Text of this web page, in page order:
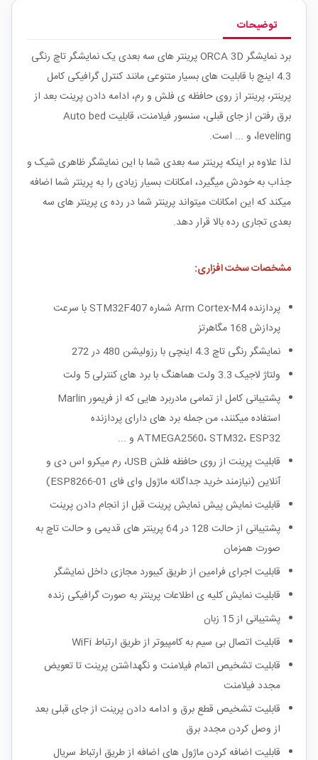
توضیحات
برد نمایشگر ORCA 3D پرینتر های سه بعدی یک نمایشگر تاچ رنگی
4.3 اینچ با قابلیت های بسیار متنوعی مانند کنترل گرافیکی کامل
پرینتر، پرینتر از روی حافظه ی فلش و رم، ادامه دادن پرینت بعد از
برق رفتن از جای قبلی، سنسور فیلامنت، قابلیت Auto bed
leveling، و ... است.
لذا علاوه بر اینکه پرینتر سه بعدی شما با این نمایشگر ظاهری شیک و
جذاب به خودش میگیرد، امکانات بسیار زیادی را به پرینتر شما اضافه
میکند که این امکانات میتواند پرینتر شما در رده ی پرینتر های سه
بعدی تجاری رده بالا قرار دهد.
مشخصات سخت افزاری:
پردازنده Arm Cortex-M4 شماره STM32F407 با سرعت
پردازش 168 مگاهرتز
نمایشگر رنگی تاچ 4.3 اینچی با رزولیشن 480 در 272
ولتاژ لاجیک 3.3 ولت هماهنگ با برد های کنترلی 5 ولت
پشتیبانی کامل از تمامی مادربرد هایی که از فریمور Marlin
استفاده میکنند، من جمله برد های دارای پردازنده
ATMEGA2560، STM32، ESP32 و ...
قابلیت پرینت از روی حافظه فلش USB، رم میکرو اس دی و
آنلاین (نیازمند خرید جداگانه ماژول وای فای ESP8266-01)
قابلیت نمایش پیش نمایش پرینت قبل از انجام دادن پرینت
پشتیبانی از حالت 128 در 64 پرینتر های قدیمی و حالت تاچ به
صورت همزمان
قابلیت اجرای فرامین از طریق کیبورد مجازی داخل نمایشگر
قابلیت نمایش کلیه ی اطلاعات پرینتر به صورت گرافیکی زنده
پشتیبانی از 15 زبان
قابلیت اتصال بی سیم به کامپیوتر از طریق ارتباط WiFi
قابلیت تشخیص اتمام فیلامنت و نگهداشتن پرینت تا تعویض
مجدد فیلامنت
قابلیت تشخیص قطع برق و ادامه دادن پرینت از جای قبلی بعد
از وصل کردن مجدد برق
قابلیت اضافه کردن ماژول های اضافه از طریق ارتباط سریال